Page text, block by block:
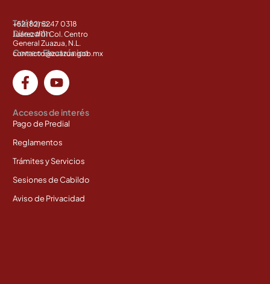
Teléfono:
+52 (82) 5247 0318
Dirección
Juárez #111 Col. Centro
General Zuazua, N.L.
Correo Electrónico
contacto@zuazua.gob.mx
Accesos de interés
Pago de Predial
Reglamentos
Trámites y Servicios
Sesiones de Cabildo
Aviso de Privacidad